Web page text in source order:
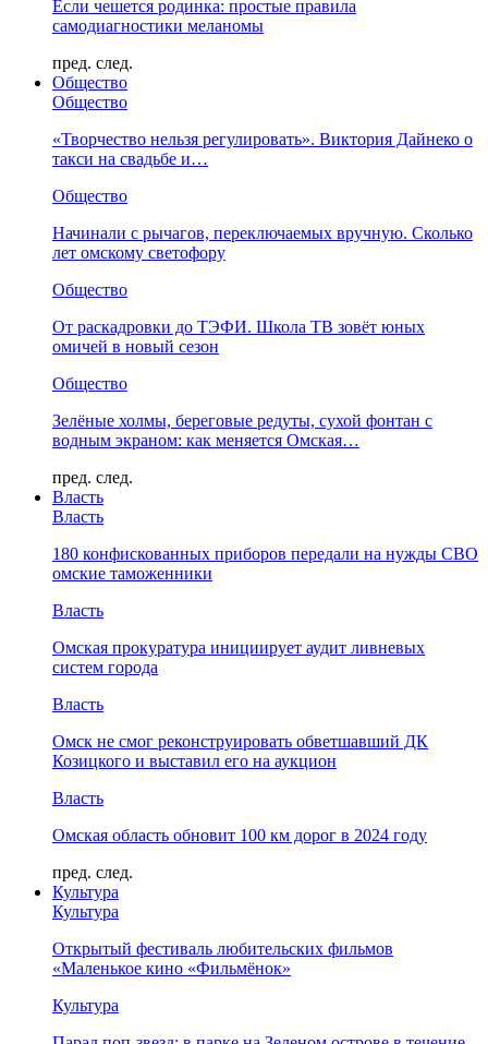
Если чешется родинка: простые правила
самодиагностики меланомы
пред. след.
Общество
Общество
«Творчество нельзя регулировать». Виктория Дайнеко о
такси на свадьбе и…
Общество
Начинали с рычагов, переключаемых вручную. Сколько
лет омскому светофору
Общество
От раскадровки до ТЭФИ. Школа ТВ зовёт юных
омичей в новый сезон
Общество
Зелёные холмы, береговые редуты, сухой фонтан с
водным экраном: как меняется Омская…
пред. след.
Власть
Власть
180 конфискованных приборов передали на нужды СВО
омские таможенники
Власть
Омская прокуратура инициирует аудит ливневых
систем города
Власть
Омск не смог реконструировать обветшавший ДК
Козицкого и выставил его на аукцион
Власть
Омская область обновит 100 км дорог в 2024 году
пред. след.
Культура
Культура
Открытый фестиваль любительских фильмов
«Маленькое кино «Фильмёнок»
Культура